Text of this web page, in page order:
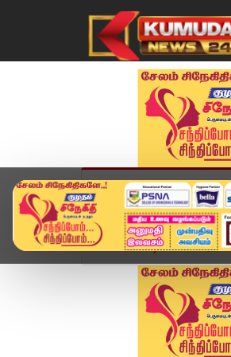
முகப்பு விளையாட்டு
Home வீடியோ ஸ்டோரி